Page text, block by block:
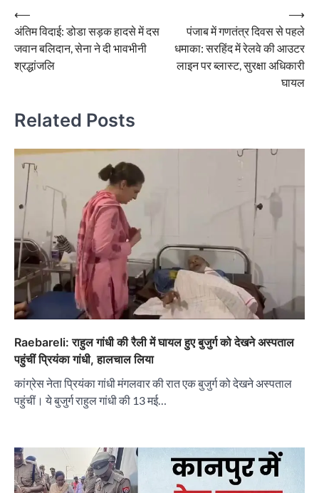
Post
navigation
⟵
अंतिम विदाई: डोडा सड़क हादसे में दस
जवान बलिदान, सेना ने दी भावभीनी
श्रद्धांजलि
पंजाब में गणतंत्र दिवस से पहले
धमाका: सरहिंद में रेलवे की आउटर
लाइन पर ब्लास्ट, सुरक्षा अधिकारी
घायल
⟶
Related Posts
Raebareli: राहुल गांधी की रैली में घायल हुए बुजुर्ग को देखने अस्पताल
पहुंचीं प्रियंका गांधी, हालचाल लिया
कांग्रेस नेता प्रियंका गांधी मंगलवार की रात एक बुजुर्ग को देखने अस्पताल
पहुंचीं। ये बुजुर्ग राहुल गांधी की 13 मई…